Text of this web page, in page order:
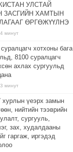
УЛСТАЙ
ЗАСГИЙН ХАМТЫН
ӨРГӨЖҮҮЛНЭ
минут
хотхоны бага
8100 суралцагч
ахлах сургуульд
минут
хурлын үеэрх замын
нийтийн тээврийн
сургууль,
зах, худалдааны
гаргаж, иргэдэд